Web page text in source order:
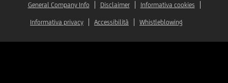
General Company Info
Disclaimer Informativa cookies
Informativa privacy Accessibilità Whistleblowing